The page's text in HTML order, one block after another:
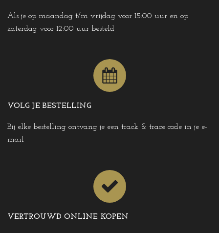
Als je op maandag t/m vrijdag voor 15:00 uur en op
zaterdag voor 12:00 uur besteld
VOLG JE BESTELLING
Bij elke bestelling ontvang je een track & trace code in je e-
mail
VERTROUWD ONLINE KOPEN